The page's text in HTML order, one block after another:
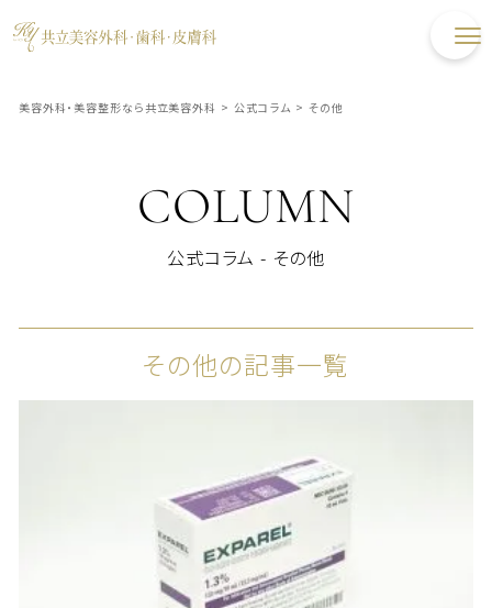
美容外科・美容整形なら共立美容外科 > 公式コラム > その他
COLUMN
公式コラム - その他
その他の記事一覧